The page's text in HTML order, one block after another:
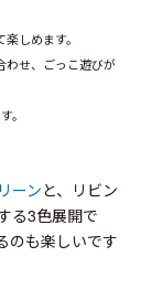
しめます。
わせ、ごっこ遊びが
。
ーンと、リビン
る3色展開で
のも楽しいです